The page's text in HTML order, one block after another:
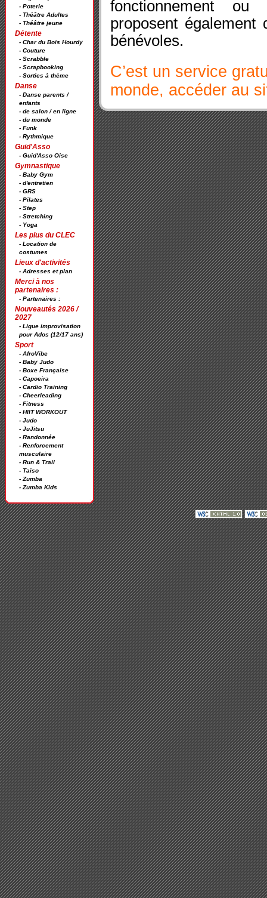
- Poterie
- Théâtre Adultes
- Théâtre jeune
Détente
- Char du Bois Hourdy
- Couture
- Scrabble
- Scrapbooking
- Sorties à thème
Danse
- Danse parents /
enfants
- de salon / en ligne
- du monde
- Funk
- Rythmique
Guid'Asso
- Guid'Asso Oise
Gymnastique
- Baby Gym
- d'entretien
- GRS
- Pilates
- Step
- Stretching
- Yoga
Les plus du CLEC
- Location de
costumes
Lieux d'activités
- Adresses et plan
Merci à nos
partenaires :
- Partenaires :
Nouveautés 2026 /
2027
- Ligue improvisation
pour Ados (12/17 ans)
Sport
- AfroVibe
- Baby Judo
- Boxe Française
- Capoeira
- Cardio Training
- Cheerleading
- Fitness
- HIIT WORKOUT
- Judo
- JuJitsu
- Randonnée
- Renforcement
musculaire
- Run & Trail
- Taïso
- Zumba
- Zumba Kids
fonctionnement ou
proposent également
bénévoles.
C’est un service
monde, accéder au